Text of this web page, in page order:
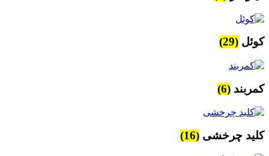
کوئل (29)
کمربند (6)
کلید چرخشی (16)